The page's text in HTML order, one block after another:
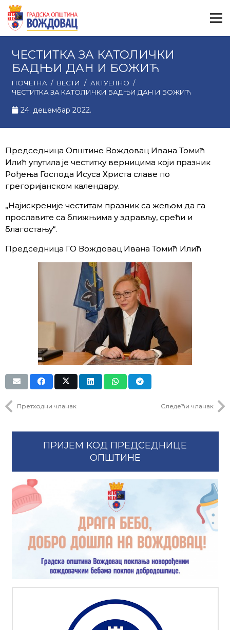
ЧЕСТИТКА ЗА КАТОЛИЧКИ
БАДЊИ ДАН И БОЖИЋ
ПОЧЕТНА / ВЕСТИ / АКТУЕЛНО /
ЧЕСТИТКА ЗА КАТОЛИЧКИ БАДЊИ ДАН И БОЖИЋ
24. децембар 2022.
Председница Општине Вождовац Ивана Томић
Илић упутила је честитку верницима који празник
Рођења Господа Исуса Христа славе по
грегоријанском календару.
„Најискреније честитам празник са жељом да га
прославите са ближњима у здрављу, срећи и
благостању“.
Председница ГО Вождовац Ивана Томић Илић
Претходни чланак Следећи чланак
ПРИЈЕМ КОД ПРЕДСЕДНИЦЕ
ОПШТИНЕ